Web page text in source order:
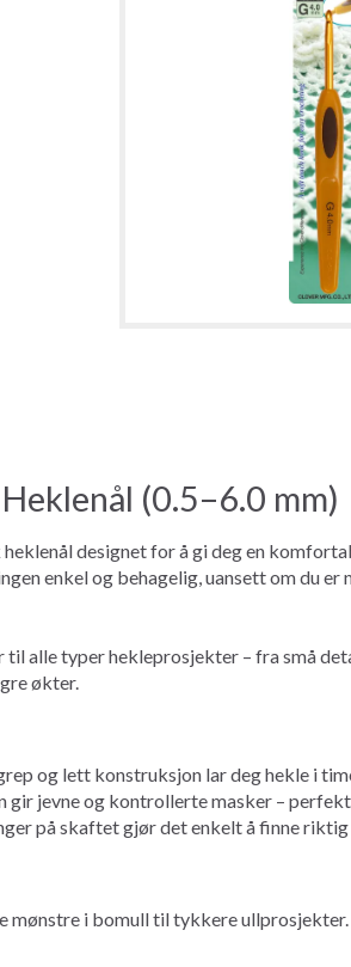
(0.5–6.0 mm)
designet for å gi deg en
enkel og behagelig, uansett om du er
til alle typer hekleprosjekter – fra små
økter.
og lett konstruksjon lar deg hekle i
gir jevne og kontrollerte masker –
på skaftet gjør det enkelt å finne riktig
mønstre i bomull til tykkere